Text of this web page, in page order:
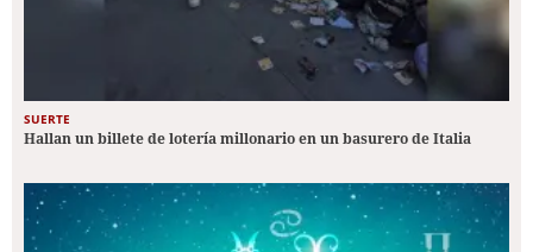
SUERTE
Hallan un billete de lotería millonario en un basurero de Italia